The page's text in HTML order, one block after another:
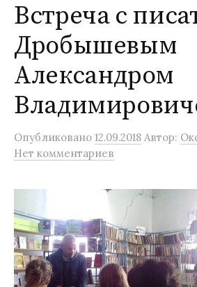
Встреча с
Дробышевым
Александром
Опубликовано 12.09.2018 Автор:
Нет комментариев